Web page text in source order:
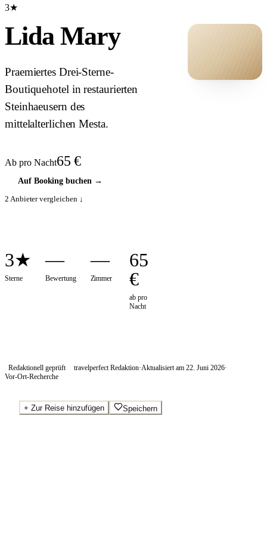
3★
Lida Mary
Praemiertes Drei-Sterne-
Boutiquehotel in restaurierten
Steinhaeusern des
mittelalterlichen Mesta.
Ab pro Nacht65 €
Auf Booking buchen→
2 Anbieter vergleichen ↓
3★
Sterne
—
Bewertung
—
Zimmer
65
€
ab pro
Nacht
Redaktionell geprüft travelperfect Redaktion·Aktualisiert am 22. Juni 2026·
Vor-Ort-Recherche
+ Zur Reise hinzufügen Speichern